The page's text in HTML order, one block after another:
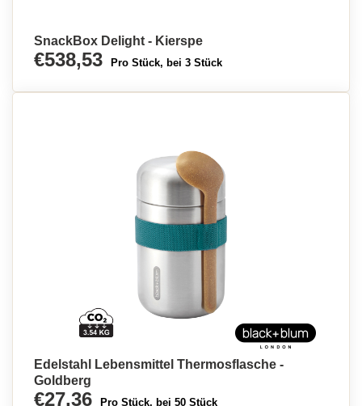
SnackBox Delight - Kierspe
€538,53 Pro Stück, bei 3 Stück
Edelstahl Lebensmittel Thermosflasche -
Goldberg
€27,36 Pro Stück, bei 50 Stück